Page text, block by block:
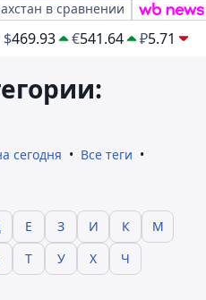
в сравнении
$469.93 €541.64 ₽5.71
сегодня
Все теги
Е З И К
М
Т У Х Ч